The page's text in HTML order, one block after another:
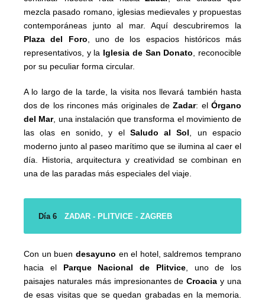
mezcla pasado romano, iglesias medievales y propuestas
contemporáneas junto al mar. Aquí descubriremos la
Plaza del Foro , uno de los espacios históricos más
representativos, y la Iglesia de San Donato , reconocible
por su peculiar forma circular.
A lo largo de la tarde, la visita nos llevará también hasta
dos de los rincones más originales deZadar: elÓrgano
del Mar, una instalación que transforma el movimiento de
las olas en sonido, y el Saludo al Sol , un espacio
moderno junto al paseo marítimo que se ilumina al caer el
día. Historia, arquitectura y creatividad se combinan en
una de las paradas más especiales del viaje.
Día 6 ZADAR - PLITVICE - ZAGREB
Con un buen desayuno en el hotel, saldremos temprano
hacia el Parque Nacional de Plitvice, uno de los
paisajes naturales más impresionantes deCroacia y una
de esas visitas que se quedan grabadas en la memoria.